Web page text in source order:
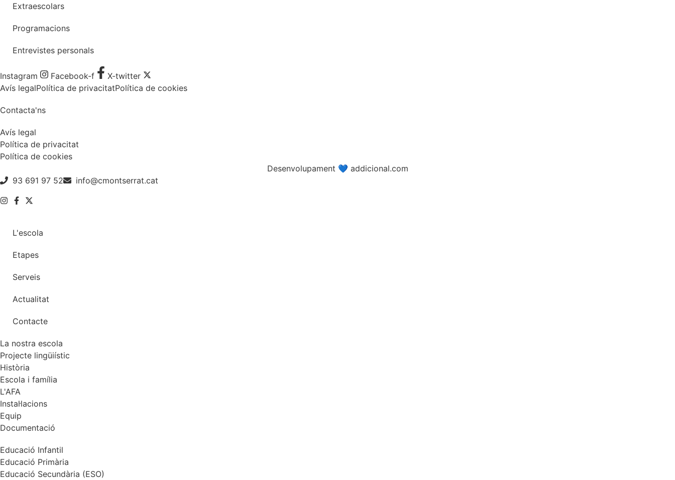
Extraescolars
Programacions
Entrevistes personals
Instagram Facebook-f
X-twitter
Avís legalPolítica de privacitatPolítica de cookies
Contacta'ns
Avís legal
Política de privacitat
Política de cookies
Desenvolupament 💙 addicional.com
93 691 97 52
info@cmontserrat.cat
L'escola
Etapes
Serveis
Actualitat
Contacte
La nostra escola
Projecte lingüiístic
Història
Escola i família
L'AFA
Instal·lacions
Equip
Documentació
Educació Infantil
Educació Primària
Educació Secundària (ESO)